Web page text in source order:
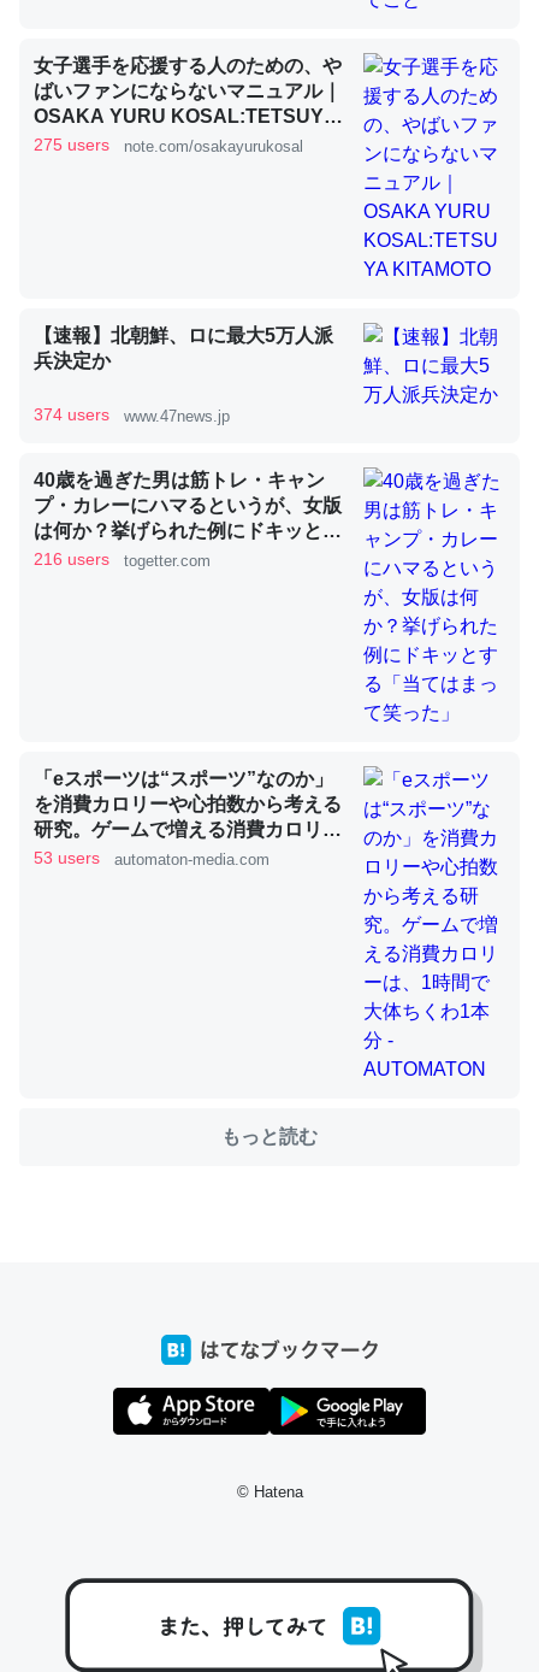
昆虫ってカルシウム少ないのか。知らんかった。調べたら
コオロギのカルシウム分はエビの600分の1程度。
─ニュース :: 【研究発表】昆虫学の大問題＝「昆虫はなぜ海にいな
論文では「淡水はカルシウムも酸素も不足してて両方に不
利だから両方が拮抗してるのでは」とあって面白い。海に
ずキチンを強化してる筈だが、酵素が違うのか？
─ニュース :: 【研究発表】昆虫学の大問題＝「昆虫はなぜ海にいな
いのか」に関する新仮説
これを元に考えるとカルシウムを大量に使う脊椎動物と貝
類は苦労してるんだな…。腹足類だと殻を無くしてナメク
─ニュース :: 【研究発表】昆虫学の大問題＝「昆虫はなぜ海にいな
いのか」に関する新仮説
ウチもEchoを実家に置いて４年。でたまに覗いてる。ぼ
ちぼちRingも置こうかと画策中。あと、Googleマップで
位置情報を共有してる。電池残量や充電中かが分かるので
─たまにLINEするくらいだった遠方の父67歳と僕。ITツール導入で
コミュニケーションが劇的に変化した｜tayorini by LIFULL介護
─たまにLINEするくらいだった遠方の父67歳と僕。ITツール導入で
回線代ほとんどかからないですよ。参考：
https://toyoshi.hatenablog.com/entry/2019/05/15/1805
34
女子選手を応援する人のための、や
ばいファンにならないマニュアル｜
OSAKA YURU KOSAL:TETSUYA
KITAMOTO
275 users note.com/osakayurukosal
【速報】北朝鮮、ロに最大5万人派
兵決定か
374 users www.47news.jp
40歳を過ぎた男は筋トレ・キャン
プ・カレーにハマるというが、女版
は何か？挙げられた例にドキッとす
る「当てはまって笑った」
216 users togetter.com
「eスポーツは“スポーツ”なのか」
を消費カロリーや心拍数から考える
研究。ゲームで増える消費カロリー
は、1時間で大体ちくわ1本分 -
53 users automaton-media.com
もっと読む
© Hatena